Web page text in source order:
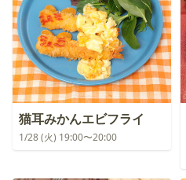
猫耳みかんエビフライ
1/28 (火) 19:00〜20:00